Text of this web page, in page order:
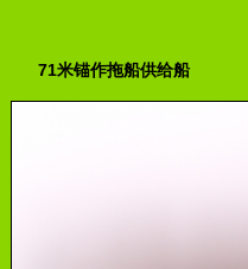
71米锚作拖船供给船